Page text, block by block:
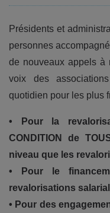
Présidents et
personnes
de nouveaux appels à
voix des
quotidien pour les plus
• Pour la
CONDITION de
niveau que les
• Pour le
revalorisations
• Pour des